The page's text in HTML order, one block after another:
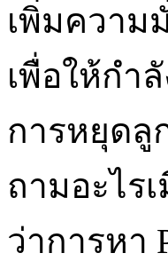
เพิ่มความ
เพื่อให้กำ
การหยุดลู
ถามอะไร
ว่าการหา